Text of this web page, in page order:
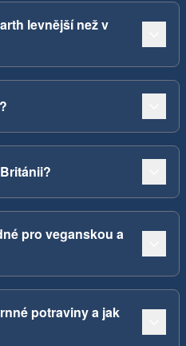
levnější než v
pro veganskou a
potraviny a jak